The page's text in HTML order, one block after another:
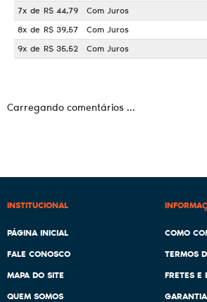
7x de R$ 44,79 Com Juros
8x de R$ 39,57 Com Juros
9x de R$ 35,52 Com Juros
Carregando comentários ...
INSTITUCIONAL
PÁGINA INICIAL
FALE CONOSCO
MAPA DO SITE
QUEM SOMOS
COMO
TERMOS
FRETES E